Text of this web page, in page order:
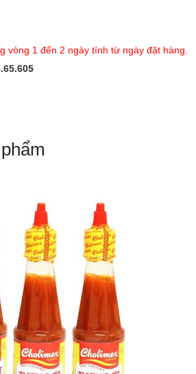
vòng 1 đến 2 ngày tính từ ngày đặt hàng.